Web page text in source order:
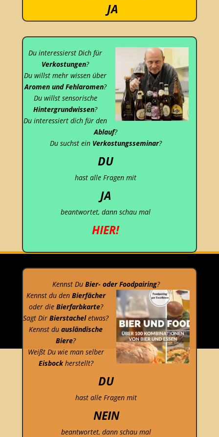
JA
HIER!
Du interessierst Dich für
Verkostungen?
Du willst mehr wissen über
Aromen und Fehlaromen?
Du willst sensorische
Hintergrundwissen?
Du interessiert dich für den
Ablauf?
Du suchst ein Verkostungsseminar?
DU
hast alle Fragen mit
JA
beantwortet, dann schau mal
HIER!
Kennst DuBier- oder Foodpairing?
Kennst du den Bierfächer
oder die Bierfarbkarte?
Sagt DirBierstacheletwas?
Kennst duausländische
Biere?
Weißt Du wie man selber
Eisbockherstellt?
DU
hast alle Fragen mit
NEIN
beantwortet, dann schau mal